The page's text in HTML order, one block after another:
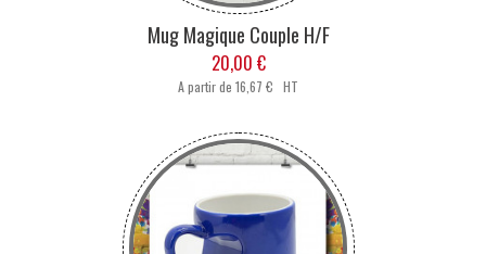
Mug Magique Couple H/F
20,00 €
A partir de16,67 € HT